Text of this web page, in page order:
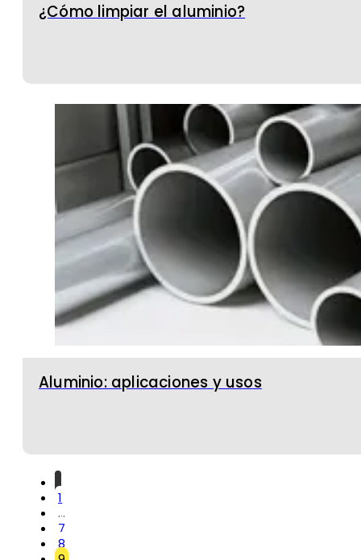
¿Cómo limpiar el aluminio?
Aluminio: aplicaciones y usos
1
…
7
8